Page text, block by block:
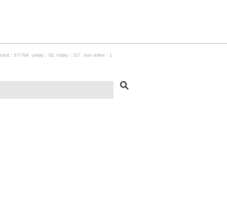
total：577764, yeday：82, today：107, now online：1